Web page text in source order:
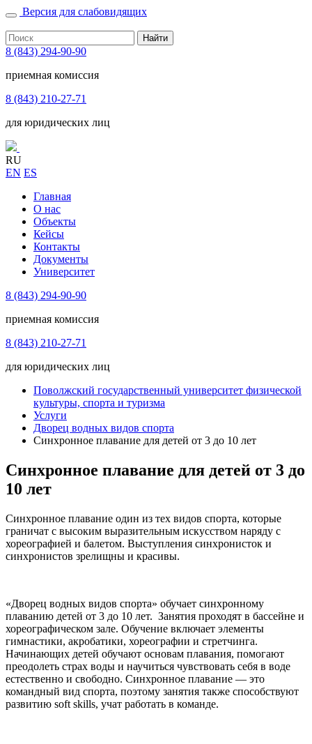
Версия для слабовидящих
Найти
8 (843) 294-90-90
приемная комиссия
8 (843) 210-27-71
для юридических лиц
RU
EN ES
Главная
О нас
Объекты
Кейсы
Контакты
Документы
Университет
8 (843) 294-90-90
приемная комиссия
8 (843) 210-27-71
для юридических лиц
Поволжский государственный университет физической
культуры, спорта и туризма
Услуги
Дворец водных видов спорта
Синхронное плавание для детей от 3 до 10 лет
Синхронное плавание для детей от 3 до
10 лет
Синхронное плавание один из тех видов спорта, которые
граничат с высоким выразительным искусством наряду с
хореографией и балетом. Выступления синхронисток и
синхронистов зрелищны и красивы.
«Дворец водных видов спорта» обучает синхронному
плаванию детей от 3 до 10 лет. Занятия проходят в бассейне и
хореографическом зале. Обучение включает элементы
гимнастики, акробатики, хореографии и стретчинга.
Начинающих детей обучают основам плавания, помогают
преодолеть страх воды и научиться чувствовать себя в воде
естественно и свободно. Синхронное плавание — это
командный вид спорта, поэтому занятия также способствуют
развитию soft skills, учат работать в команде.